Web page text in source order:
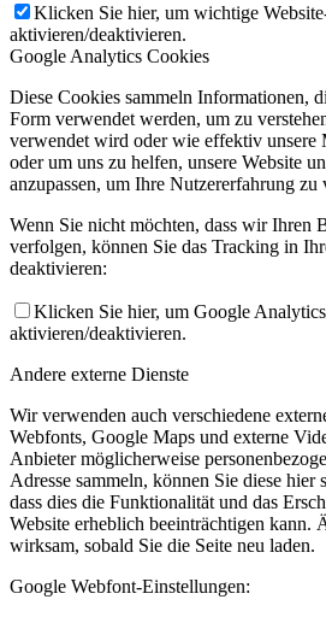
Klicken Sie hier, um wichtige
aktivieren/deaktivieren.
Google Analytics Cookies
Diese Cookies sammeln Informationen,
Form verwendet werden, um zu
verwendet wird oder wie effektiv unsere
oder um uns zu helfen, unsere Website
anzupassen, um Ihre Nutzererfahrung zu
Wenn Sie nicht möchten, dass wir Ihren
verfolgen, können Sie das Tracking in
deaktivieren:
Klicken Sie hier, um Google
aktivieren/deaktivieren.
Andere externe Dienste
Wir verwenden auch verschiedene
Webfonts, Google Maps und externe
Anbieter möglicherweise
Adresse sammeln, können Sie diese hier
dass dies die Funktionalität und das
Website erheblich beeinträchtigen kann.
wirksam, sobald Sie die Seite neu laden.
Google Webfont-Einstellungen: